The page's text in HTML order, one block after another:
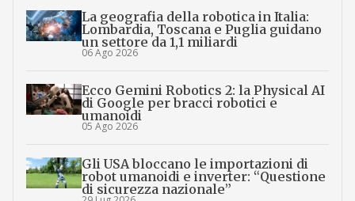
La geografia della robotica in Italia:
Lombardia, Toscana e Puglia guidano
un settore da 1,1 miliardi
06 Ago 2026
Ecco Gemini Robotics 2: la Physical AI
di Google per bracci robotici e
umanoidi
05 Ago 2026
Gli USA bloccano le importazioni di
robot umanoidi e inverter: “Questione
di sicurezza nazionale”